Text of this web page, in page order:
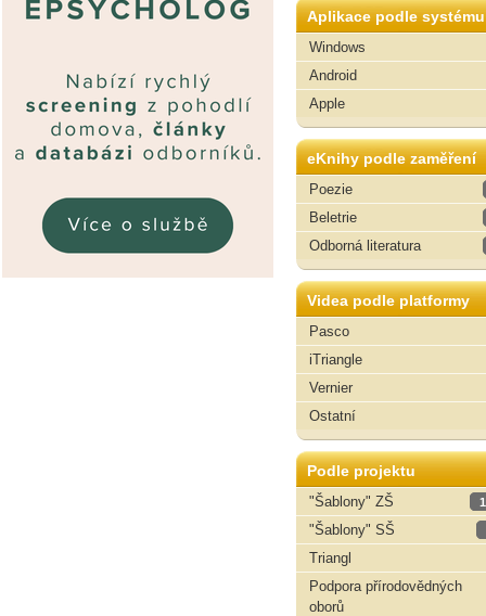
Aplikace podle systému
Windows
Android
Apple
eKnihy podle zaměření
Poezie
Beletrie
Odborná literatura
Videa podle platformy
Pasco
iTriangle
Vernier
Ostatní
Podle projektu
"Šablony" ZŠ
"Šablony" SŠ
Triangl
Podpora přírodovědných
oborů